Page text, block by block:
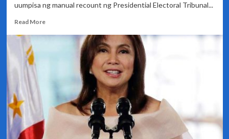
uumpisa ng manual recount ng Presidential Electoral Tribunal...
Read MoreRead
Senador
Bongbong
Marcos